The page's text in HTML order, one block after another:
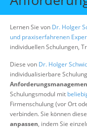
Offene
Wissen
Suche
Lernen Sie von Dr. Holger
und praxiserfahrenen
individuellen Schulungen,
Diese von Dr. Holger
individualisierbare Schulung
Schulungsmodul mit
Firmenschulung (vor Ort
verbinden. Sie können
anpassen, indem Sie